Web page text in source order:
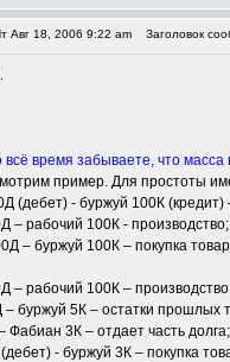
Авг 18, 2006 9:22 am Заголовок
всё время забываете, что
пример. Для простоты
(дебет) - буржуй 100К (кредит)
– рабочий 100К - производство;
– буржуй 100К – покупка
– рабочий 100К –
– буржуй 5К – остатки прошлых
Фабиан 3К – отдает часть долга;
- буржуй 3К – покупка